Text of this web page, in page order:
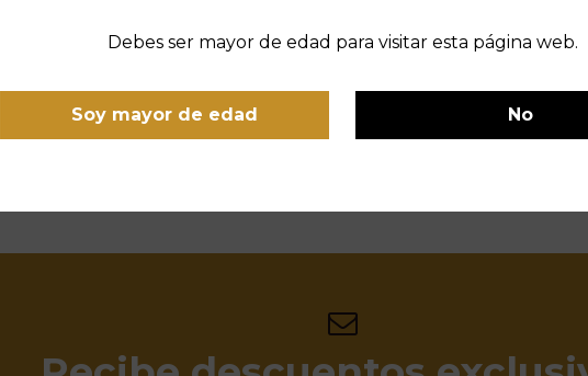
Debes ser mayor de edad para visitar esta página web.
Soy mayor de edad No